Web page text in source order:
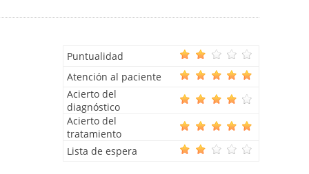
Puntualidad
Atención al paciente
Acierto del
diagnóstico
Acierto del
tratamiento
Lista de espera